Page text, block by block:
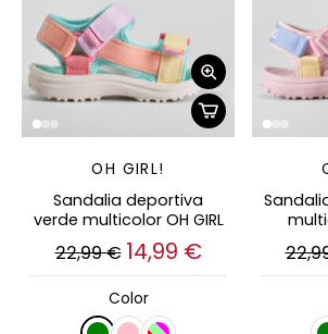
OH GIRL!
Sandalia deportiva
verde multicolor OH GIRL
22,99 € 14,99 €
Color